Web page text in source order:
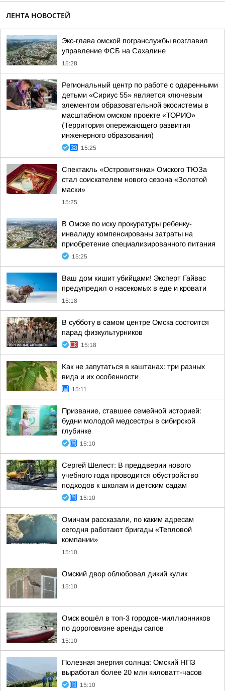
ЛЕНТА НОВОСТЕЙ
Экс-глава омской погранслужбы возглавил
управление ФСБ на Сахалине
15:28
Региональный центр по работе с одаренными
детьми «Сириус 55» является ключевым
элементом образовательной экосистемы в
масштабном омском проекте «ТОРИО»
(Территория опережающего развития
инженерного образования)
15:25
Спектакль «Островитянка» Омского ТЮЗа
стал соискателем нового сезона «Золотой
маски»
15:25
В Омске по иску прокуратуры ребенку-
инвалиду компенсированы затраты на
приобретение специализированного питания
15:25
Ваш дом кишит убийцами! Эксперт Гайвас
предупредил о насекомых в еде и кровати
15:18
В субботу в самом центре Омска состоится
парад физкультурников
15:18
Как не запутаться в каштанах: три разных
вида и их особенности
15:11
Призвание, ставшее семейной историей:
будни молодой медсестры в сибирской
глубинке
15:10
Сергей Шелест: В преддверии нового
учебного года проводится обустройство
подходов к школам и детским садам
15:10
Омичам рассказали, по каким адресам
сегодня работают бригады «Тепловой
компании»
15:10
Омский двор облюбовал дикий кулик
15:10
Омск вошёл в топ-3 городов-миллионников
по дороговизне аренды сапов
15:10
Полезная энергия солнца: Омский НПЗ
выработал более 20 млн киловатт-часов
15:10